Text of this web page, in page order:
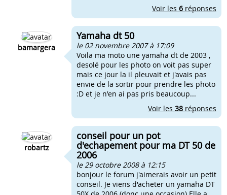
Voir les 6 réponses
bamargera
Yamaha dt 50
le 02 novembre 2007 à 17:09
Voila ma moto une yamaha dt de 2003 ,
desolé pour les photo on voit pas super
mais ce jour la il pleuvait et j'avais pas
envie de la sortir pour prendre les photo
:D et je n'en ai pas pris beaucoup...
Voir les 38 réponses
robartz
conseil pour un pot
d'echapement pour ma DT 50 de
2006
le 29 octobre 2008 à 12:15
bonjour le forum j'aimerais avoir un petit
conseil. Je viens d'acheter un yamaha DT